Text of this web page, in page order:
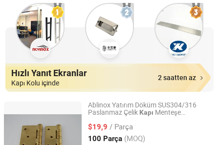
Hızlı Yanıt Ekranlar
Kapı Kolu içinde
2 saatten az
Ablinox Yatırım Döküm SUS304/316
Paslanmaz Çelik Kapı Menteşe
$19,9 / Parça
100 Parça (MOQ)
Ablinox (Guangdong) Precision Metal Technology Co.,